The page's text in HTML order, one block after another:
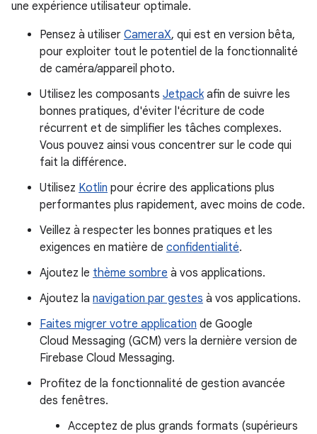
une expérience utilisateur optimale.
Pensez à utiliser CameraX, qui est en version bêta,
pour exploiter tout le potentiel de la fonctionnalité
de caméra/appareil photo.
Utilisez les composants Jetpackafin de suivre les
bonnes pratiques, d'éviter l'écriture de code
récurrent et de simplifier les tâches complexes.
Vous pouvez ainsi vous concentrer sur le code qui
fait la différence.
Utilisez Kotlin pour écrire des applications plus
performantes plus rapidement, avec moins de code.
Veillez à respecter les bonnes pratiques et les
exigences en matière de confidentialité.
Ajoutez le thème sombre à vos applications.
Ajoutez la navigation par gestes à vos applications.
Faites migrer votre application de Google
Cloud Messaging (GCM) vers la dernière version de
Firebase Cloud Messaging.
Profitez de la fonctionnalité de gestion avancée
des fenêtres.
Acceptez de plus grands formats (supérieurs